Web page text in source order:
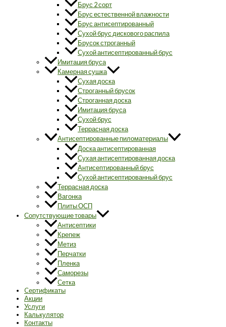
Брус 2 сорт
Брус естественной влажности
Брус антисептированный
Сухой брус дискового распила
Брусок строганный
Сухой антисептированный брус
Имитация бруса
Камерная сушка
Сухая доска
Строганный брусок
Строганная доска
Имитация бруса
Сухой брус
Террасная доска
Антисептированные пиломатериалы
Доска антисептированная
Сухая антисептированная доска
Антисептированный брус
Сухой антисептированный брус
Террасная доска
Вагонка
Плиты ОСП
Сопутствующие товары
Антисептики
Крепеж
Метиз
Перчатки
Пленка
Саморезы
Сетка
Cертификаты
Акции
Услуги
Калькулятор
Контакты